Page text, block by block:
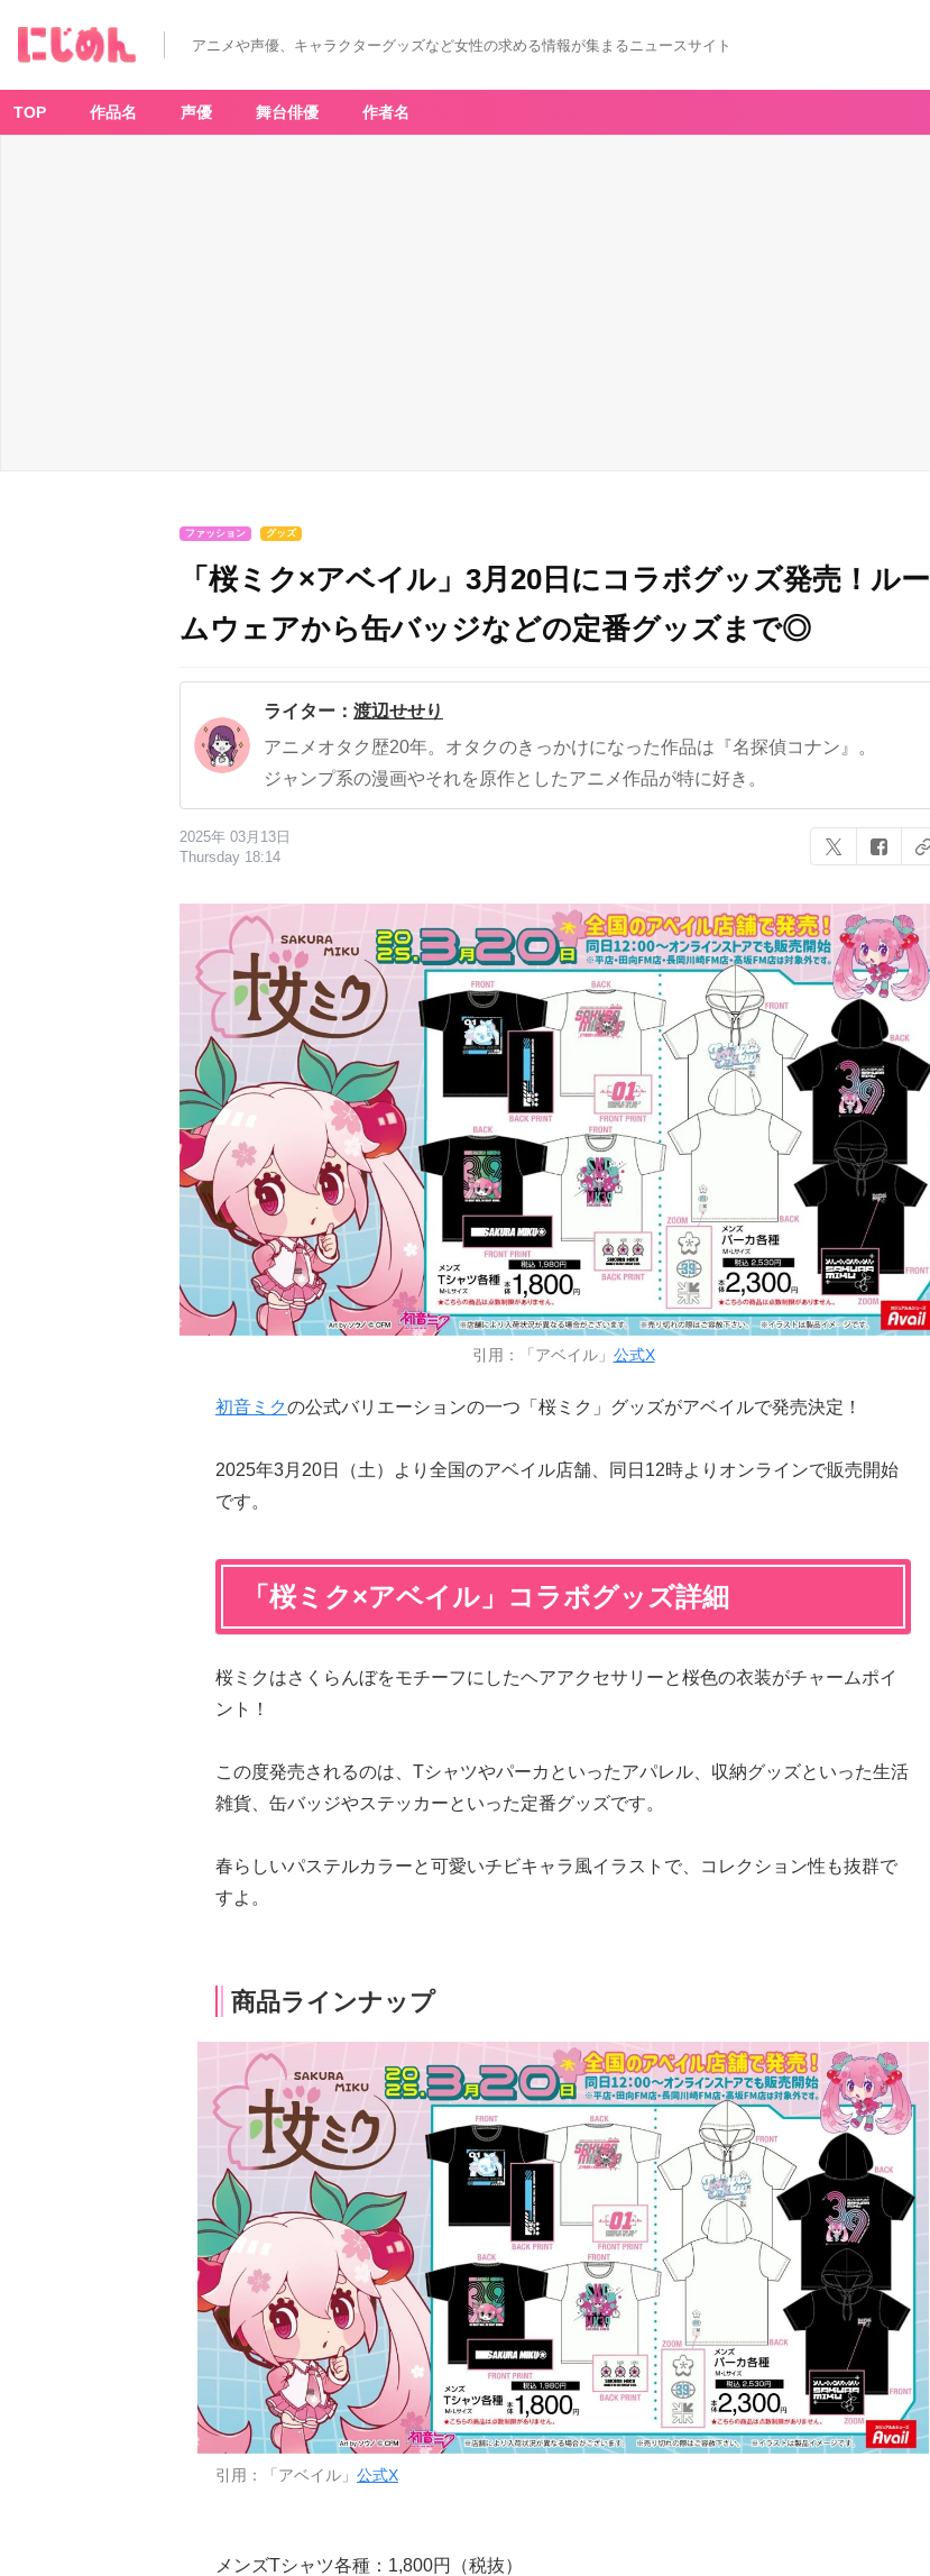
アニメや声優、キャラクターグッズなど女性の求める情報が集まるニュースサイト
TOP 作品名 声優 舞台俳優 作者名
ファッション グッズ
「桜ミク×アベイル」3月20日にコラボグッズ発売！ルー
ムウェアから缶バッジなどの定番グッズまで◎
ライター： 渡辺せせり
アニメオタク歴20年。オタクのきっかけになった作品は『名探偵コナン』。
ジャンプ系の漫画やそれを原作としたアニメ作品が特に好き。
2025年 03月13日
Thursday 18:14
引用：「アベイル」 公式X
初音ミクの公式バリエーションの一つ「桜ミク」グッズがアベイルで発売決定！
2025年3月20日（土）より全国のアベイル店舗、同日12時よりオンラインで販売開始
です。
「桜ミク×アベイル」コラボグッズ詳細
桜ミクはさくらんぼをモチーフにしたヘアアクセサリーと桜色の衣装がチャームポイ
ント！
この度発売されるのは、Tシャツやパーカといったアパレル、収納グッズといった生活
雑貨、缶バッジやステッカーといった定番グッズです。
春らしいパステルカラーと可愛いチビキャラ風イラストで、コレクション性も抜群で
すよ。
商品ラインナップ
引用：「アベイル」 公式X
メンズTシャツ各種：1,800円（税抜）